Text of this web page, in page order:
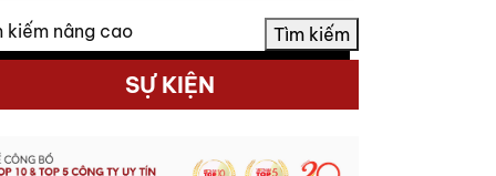
kiếm nâng cao Tìm kiếm
SỰ KIỆN